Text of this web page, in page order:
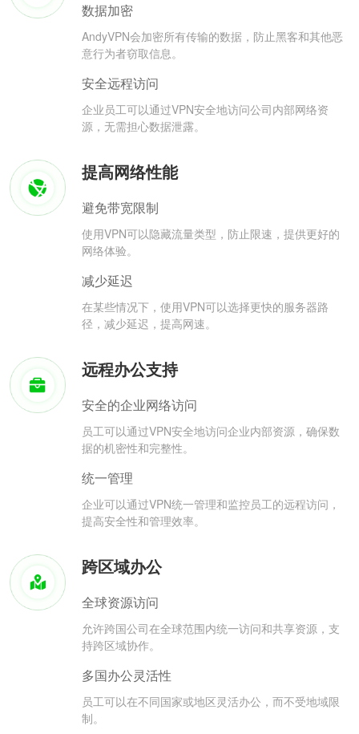
数据加密
AndyVPN会加密所有传输的数据，防止黑客和其他恶
意行为者窃取信息。
安全远程访问
企业员工可以通过VPN安全地访问公司内部网络资
源，无需担心数据泄露。
提高网络性能
避免带宽限制
使用VPN可以隐藏流量类型，防止限速，提供更好的
网络体验。
减少延迟
在某些情况下，使用VPN可以选择更快的服务器路
径，减少延迟，提高网速。
远程办公支持
安全的企业网络访问
员工可以通过VPN安全地访问企业内部资源，确保数
据的机密性和完整性。
统一管理
企业可以通过VPN统一管理和监控员工的远程访问，
提高安全性和管理效率。
跨区域办公
全球资源访问
允许跨国公司在全球范围内统一访问和共享资源，支
持跨区域协作。
多国办公灵活性
员工可以在不同国家或地区灵活办公，而不受地域限
制。